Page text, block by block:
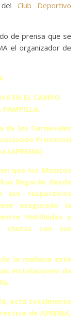
Club Deportivo
de prensa que se
el organizador de
EN EL CAMPO
PAMPILLA.
de los Carnavales
Provincial
(APREMA)
que los Músicos
llegarán desde
sus respectivos
asegurado la
Pinkilladas y
chutas con sus
la mañana este
instalaciones de
está totalmente
de APREMA,